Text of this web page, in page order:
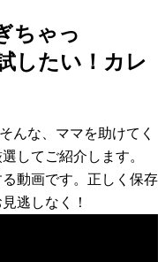
ちゃっ
したい！カレ
んな、ママを助けてく
してご紹介します。
動画です。正しく保存
逃しなく！